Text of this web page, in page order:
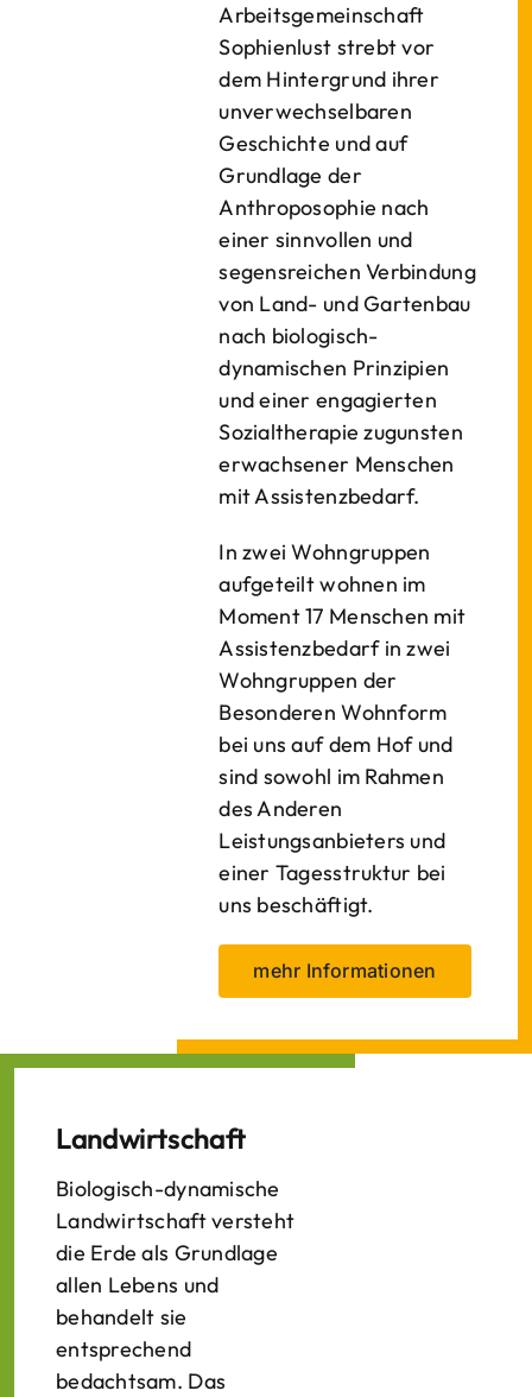
Arbeitsgemeinschaft
Sophienlust strebt vor
dem Hintergrund ihrer
unverwechselbaren
Geschichte und auf
Grundlage der
Anthroposophie nach
einer sinnvollen und
segensreichen Verbindung
von Land- und Gartenbau
nach biologisch-
dynamischen Prinzipien
und einer engagierten
Sozialtherapie zugunsten
erwachsener Menschen
mit Assistenzbedarf.
In zwei Wohngruppen
aufgeteilt wohnen im
Moment 17 Menschen mit
Assistenzbedarf in zwei
Wohngruppen der
Besonderen Wohnform
bei uns auf dem Hof und
sind sowohl im Rahmen
des Anderen
Leistungsanbieters und
einer Tagesstruktur bei
uns beschäftigt.
mehr Informationen
Landwirtschaft
Biologisch-dynamische
Landwirtschaft versteht
die Erde als Grundlage
allen Lebens und
behandelt sie
entsprechend
bedachtsam. Das